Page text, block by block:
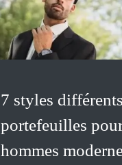
7 styles
portefeuilles
hommes